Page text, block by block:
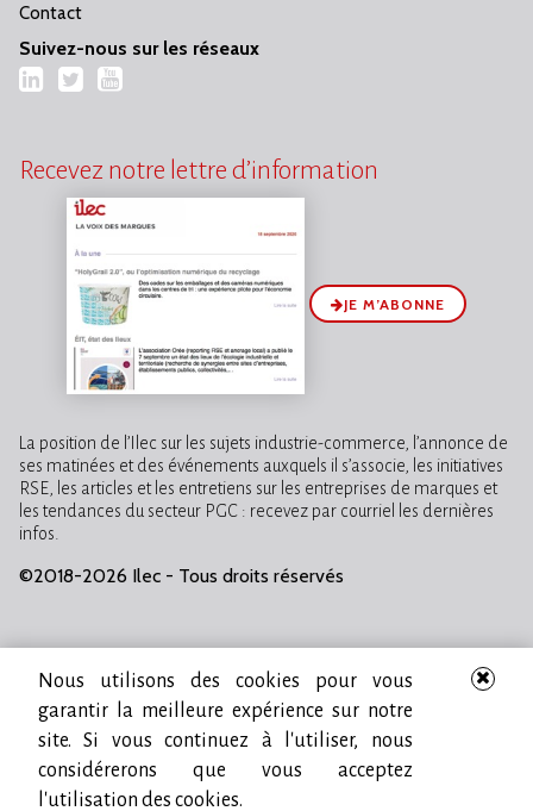
Contact
Suivez-nous sur les réseaux
LinkedIn
TwitterYouTube
Recevez notre lettre d’information
JE M’ABONNE
La position de l’Ilec sur les sujets industrie-commerce, l’annonce de
ses matinées et des événements auxquels il s’associe, les initiatives
RSE, les articles et les entretiens sur les entreprises de marques et
les tendances du secteur PGC : recevez par courriel les dernières
infos.
©2018-2026 Ilec - Tous droits réservés
Nous utilisons des cookies pour vous
garantir la meilleure expérience sur notre
site. Si vous continuez à l'utiliser, nous
considérerons que vous acceptez
l'utilisation des cookies.